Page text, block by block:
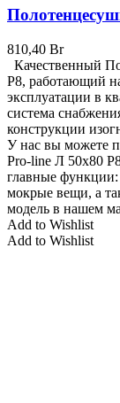
810,40 Br
Качественный
P8, работающий
эксплуатации в
система
конструкции
У нас вы можете
Pro-line Л 50х80
главные
мокрые вещи, а
модель в нашем
Add to Wishlist
Add to Wishlist